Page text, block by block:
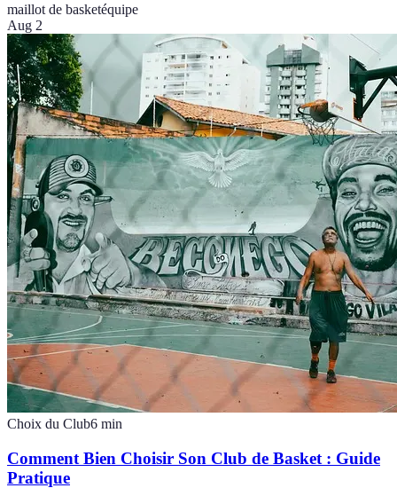
maillot de basketéquipe
Aug 2
Choix du Club6 min
Comment Bien Choisir Son Club de Basket : Guide
Pratique